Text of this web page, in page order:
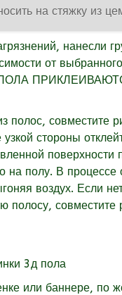
на стяжку из
нанесли
от
ПОЛА
полос, совместите
стороны
на полу. В
воздух. Если
совместите
или баннере, по